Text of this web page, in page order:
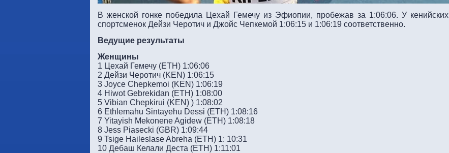
В женской гонке победила Цехай Гемечу из Эфиопии, пробежав за 1:06:06. У кенийских
спортсменок Дейзи Черотич и Джойс Чепкемой 1:06:15 и 1:06:19 соответственно.
Ведущие результаты
Женщины
1 Цехай Гемечу (ETH) 1:06:06
2 Дейзи Черотич (KEN) 1:06:15
3 Joyce Chepkemoi (KEN) 1:06:19
4 Hiwot Gebrekidan (ETH) 1:08:00
5 Vibian Chepkirui (KEN) ) 1:08:02
6 Ethlemahu Sintayehu Dessi (ETH) 1:08:16
7 Yitayish Mekonene Agidew (ETH) 1:08:18
8 Jess Piasecki (GBR) 1:09:44
9 Tsige Haileslase Abreha (ETH) 1: 10:31
10 Дебаш Келали Деста (ETH) 1:11:01